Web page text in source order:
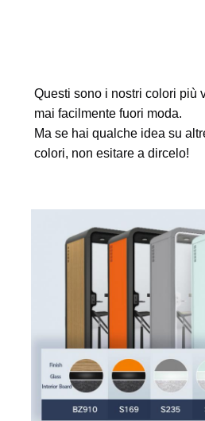
Questi sono i nostri colori più
mai facilmente fuori moda.
Ma se hai qualche idea su
colori, non esitare a dircelo!